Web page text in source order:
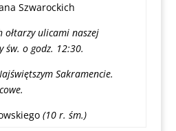
Szwarockich
ołtarzy ulicami naszej
św. o godz. 12:30.
Sakramencie.
(10 r. śm.)